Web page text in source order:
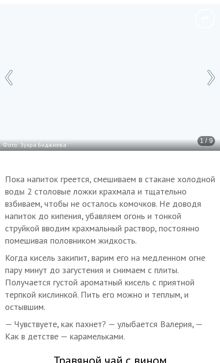
1 / 9
Фото: Зухра Биджиева
Пока напиток греется, смешиваем в стакане холодной
воды 2 столовые ложки крахмала и тщательно
взбиваем, чтобы не осталось комочков. Не доводя
напиток до кипения, убавляем огонь и тонкой
струйкой вводим крахмальный раствор, постоянно
помешивая половником жидкость.
Когда кисель закипит, варим его на медленном огне
пару минут до загустения и снимаем с плиты.
Получается густой ароматный кисель с приятной
терпкой кислинкой. Пить его можно и теплым, и
остывшим.
— Чувствуете, как пахнет? — улыбается Валерия, —
Как в детстве — карамельками.